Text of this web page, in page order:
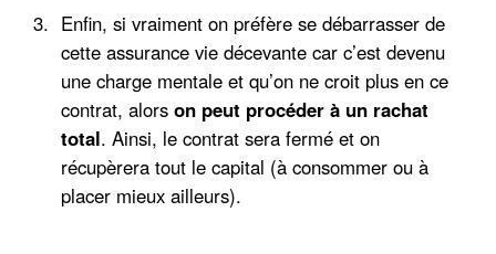
Enfin, si vraiment on préfère se débarrasser de
cette assurance vie décevante car c’est devenu
une charge mentale et qu’on ne croit plus en ce
contrat, alors on peut procéder à un rachat
total. Ainsi, le contrat sera fermé et on
récupèrera tout le capital (à consommer ou à
placer mieux ailleurs).